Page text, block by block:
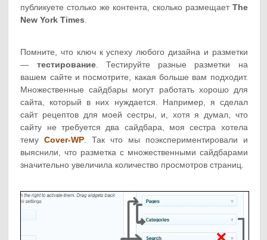
публикуете столько же контента, сколько размещает The
New York Times
Помните, что ключ к успеху любого дизайна и разметки
— тестирование. Тестируйте разные разметки на
вашем сайте и посмотрите, какая больше вам подходит.
Множественные сайдбары могут работать хорошо для
сайта, который в них нуждается. Например, я сделал
сайт рецептов для моей сестры, и, хотя я думал, что
сайту не требуется два сайдбара, моя сестра хотела
темуCover-WP . Так что мы поэкспериментировали и
выяснили, что разметка с множественными сайдбарами
значительно увеличила количество просмотров страниц.